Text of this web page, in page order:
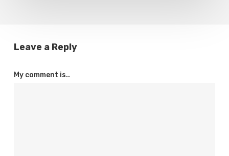
Leave a Reply
My comment is..